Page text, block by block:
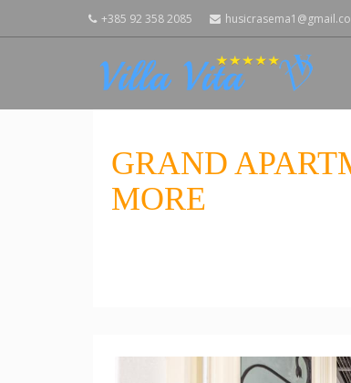
+385 92 358 2085
GRAND
MORE